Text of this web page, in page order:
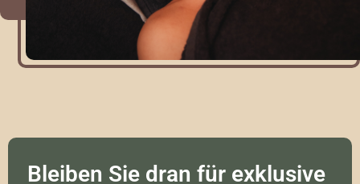
Bleiben Sie dran für exklusive